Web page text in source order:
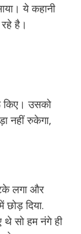
ये कहानी
है।
किए। उसको
नहीं रुकेगा,
लगा और
दिया.
सो हम नंगे ही